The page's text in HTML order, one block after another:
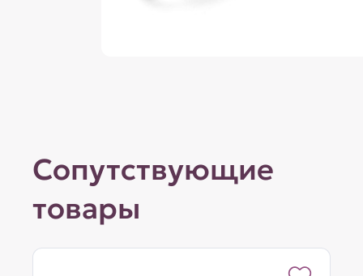
Сопутствующие
товары